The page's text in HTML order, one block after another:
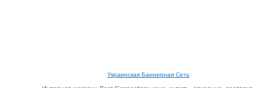
Украинская Баннерная Сеть